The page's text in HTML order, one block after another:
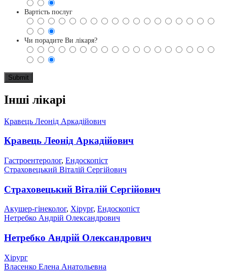
Вартість послуг
Чи порадите Ви лікаря?
Інші лікарі
Кравець Леонід Аркадійович
Кравець Леонід Аркадійович
Гастроентеролог, Ендоскопіст
Страховецький Віталій Сергійович
Страховецький Віталій Сергійович
Акушер-гінеколог, Хірург, Ендоскопіст
Нетребко Андрій Олександрович
Нетребко Андрій Олександрович
Хірург
Власенко Елена Анатольевна